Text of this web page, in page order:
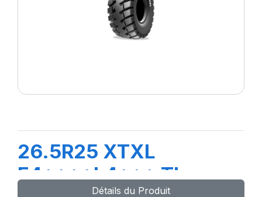
26.5R25 XTXL
E4****L4*** TL
Détails du Produit